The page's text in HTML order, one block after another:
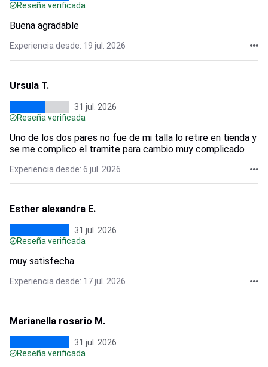
Reseña verificada
Buena agradable
Experiencia desde: 19 jul. 2026
Ursula T.
31 jul. 2026
Reseña verificada
Uno de los dos pares no fue de mi talla lo retire en tienda y
se me complico el tramite para cambio muy complicado
Experiencia desde: 6 jul. 2026
Esther alexandra E.
31 jul. 2026
Reseña verificada
muy satisfecha
Experiencia desde: 17 jul. 2026
Marianella rosario M.
31 jul. 2026
Reseña verificada